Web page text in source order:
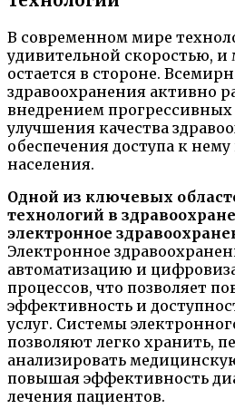
В современном мире
удивительной скоростью, и
остается в стороне.
здравоохранения активно
внедрением
улучшения качества
обеспечения доступа к
населения.
Одной из ключевых
технологий в
электронное
Электронное
автоматизацию и
процессов, что позволяет
эффективность и
услуг. Системы
позволяют легко хранить,
анализировать
повышая эффективность
лечения пациентов.